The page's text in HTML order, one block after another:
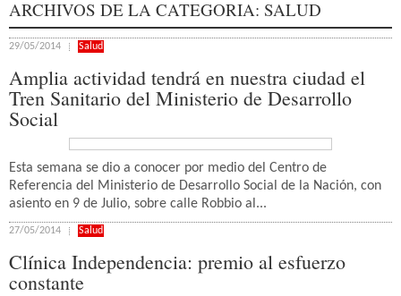
ARCHIVOS DE LA CATEGORIA: SALUD
29/05/2014 Salud
Amplia actividad tendrá en nuestra ciudad el
Tren Sanitario del Ministerio de Desarrollo
Social
Esta semana se dio a conocer por medio del Centro de
Referencia del Ministerio de Desarrollo Social de la Nación, con
asiento en 9 de Julio, sobre calle Robbio al...
27/05/2014 Salud
Clínica Independencia: premio al esfuerzo
constante